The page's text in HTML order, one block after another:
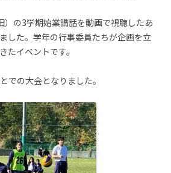
）の3学期始業講話を動画で視聴したあ
した。学年の行事委員たちが企画を立
たイベントです。
での大会となりました。